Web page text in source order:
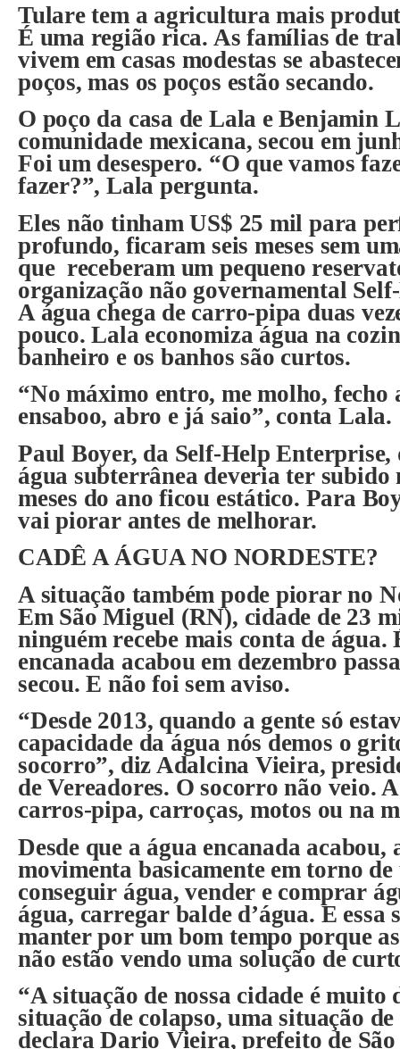
Tulare tem a agricultura mais
É uma região rica. As famílias de
vivem em casas modestas se
poços, mas os poços estão secando.
O poço da casa de Lala e Benjamin
comunidade mexicana, secou em
Foi um desespero. “O que vamos
fazer?”, Lala pergunta.
Eles não tinham US$ 25 mil para
profundo, ficaram seis meses sem
que receberam um pequeno
organização não governamental
A água chega de carro-pipa duas
pouco. Lala economiza água na
banheiro e os banhos são curtos.
“No máximo entro, me molho, fecho
ensaboo, abro e já saio”, conta Lala.
Paul Boyer, da Self-Help Enterprise,
água subterrânea deveria ter subido
meses do ano ficou estático. Para
vai piorar antes de melhorar.
CADÊ A ÁGUA NO NORDESTE?
A situação também pode piorar no
Em São Miguel (RN), cidade de 23
ninguém recebe mais conta de água.
encanada acabou em dezembro
secou. E não foi sem aviso.
“Desde 2013, quando a gente só
capacidade da água nós demos o
socorro”, diz Adalcina Vieira,
de Vereadores. O socorro não veio.
carros-pipa, carroças, motos ou na
Desde que a água encanada acabou,
movimenta basicamente em torno
conseguir água, vender e comprar
água, carregar balde d’água. E essa
manter por um bom tempo porque
não estão vendo uma solução de
“A situação de nossa cidade é
situação de colapso, uma situação
declara Dario Vieira, prefeito de